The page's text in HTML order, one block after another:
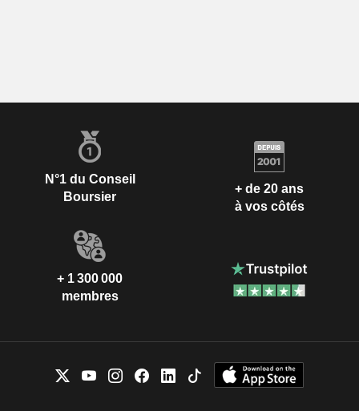
N°1 du Conseil
Boursier
+ de 20 ans
à vos côtés
+ 1 300 000
membres